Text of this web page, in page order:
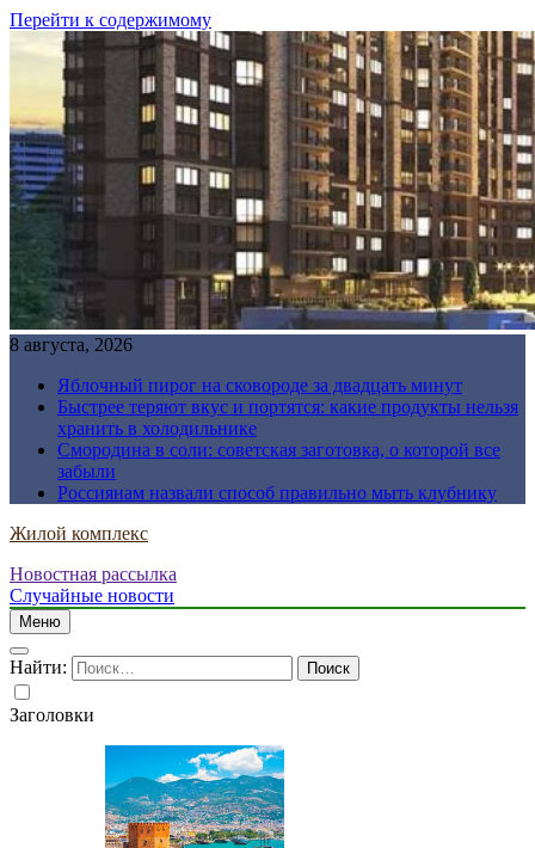
Перейти к содержимому
8 августа, 2026
Яблочный пирог на сковороде за двадцать минут
Быстрее теряют вкус и портятся: какие продукты нельзя
хранить в холодильнике
Смородина в соли: советская заготовка, о которой все
забыли
Россиянам назвали способ правильно мыть клубнику
Жилой комплекс
Новостная рассылка
Случайные новости
Меню
Найти:
Заголовки